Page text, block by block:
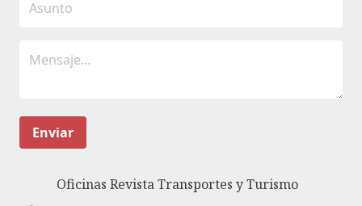
Enviar
Oficinas Revista Transportes y Turismo